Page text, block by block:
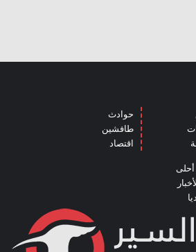
حوادث
طافشين
اقتصاد